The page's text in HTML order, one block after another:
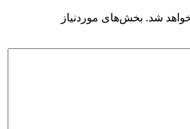
شد. بخش‌های موردنیاز